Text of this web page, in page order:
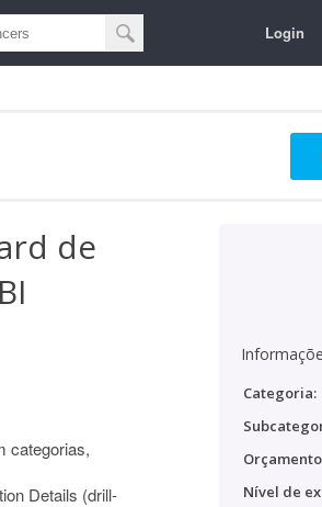
Login
de
categorias,
Details (drill-
Categoria:
Nível de